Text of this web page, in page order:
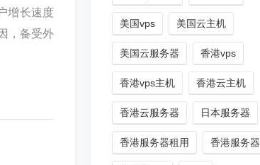
增长速度
，备受外
美国vps 美国云主机
美国云服务器 香港vps
香港vps主机 香港云主机
香港云服务器 日本服务器
香港服务器租用 香港服务器